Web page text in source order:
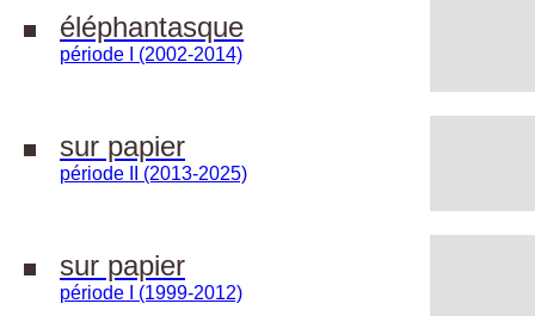
éléphantasque
période I (2002-2014)
sur papier
période II (2013-2025)
sur papier
période I (1999-2012)